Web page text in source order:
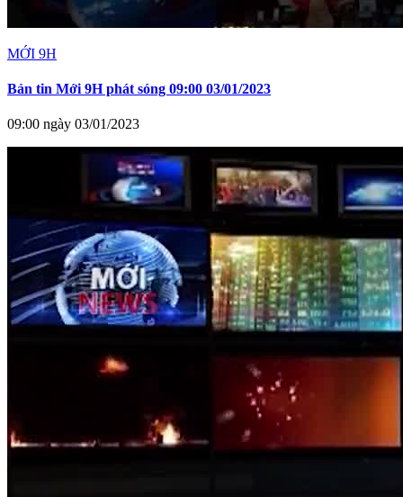
MỚI 9H
Bản tin Mới 9H phát sóng 09:00 03/01/2023
09:00 ngày 03/01/2023